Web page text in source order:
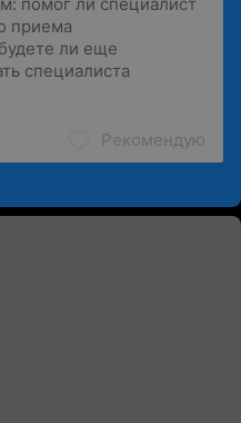
Рекомендую